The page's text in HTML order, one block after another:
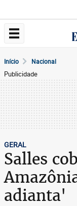
Início Nacional
Publicidade
GERAL
Salles
adianta'